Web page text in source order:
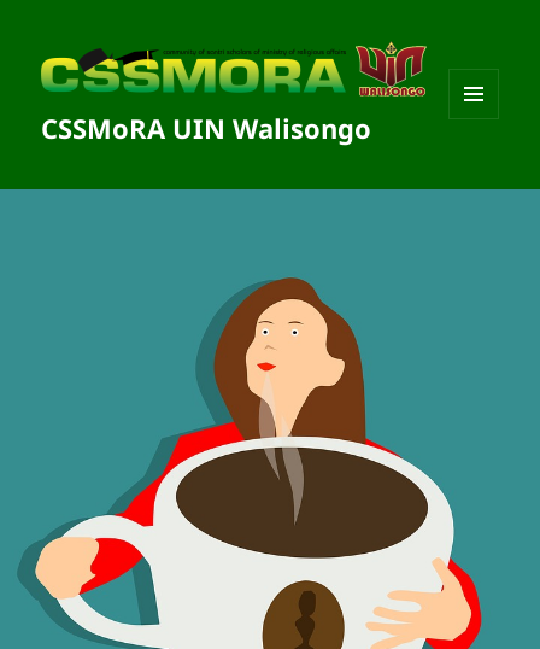
CSSMoRA UIN Walisongo